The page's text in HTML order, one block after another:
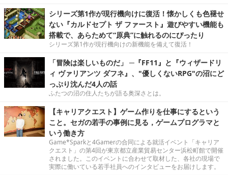
シリーズ第1作が現行機向けに復活！懐かしくも色褪せ
ない『カルドセプト ザ ファースト』遊びやすい機能も
搭載で、あらためて“原典”に触れるのにぴったり
シリーズ第1作が現行機向けの新機能を備えて復活！
「冒険は楽しいものだ」 ─『FF11』と『ウィザードリ
ィ ヴァリアンツ ダフネ』、"優しくないRPG"の沼にど
っぷり沈んだ4人の話
ふたつの沼の住人たちが語る奥深さとは。
【キャリアクエスト】ゲーム作りを仕事にするという
こと。セガの若手の事例に見る，ゲームプログラマと
いう働き方
Game*Sparkと4Gamerの合同による就活イベント「キャリア
クエスト」の第4回が東京都立産業貿易センター浜松町館で開催
されました。このイベントに合わせて取材した、各社の現場で
実際に働いている若手社員へのインタビューをお届けします。